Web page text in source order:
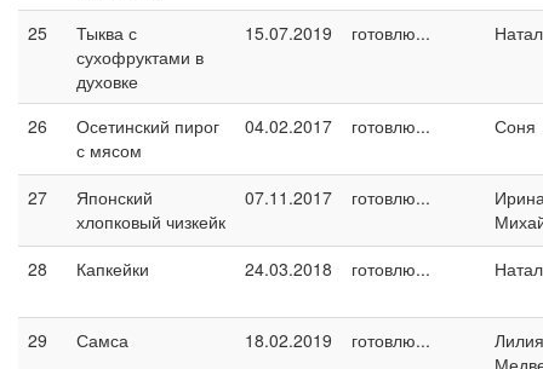
25
Тыква с
сухофруктами в
духовке
15.07.2019 готовлю...
26
Осетинский пирог
с мясом
04.02.2017 готовлю... Соня
27
Японский
хлопковый чизкейк
07.11.2017 готовлю...
28
Капкейки 24.03.2018 готовлю...
29 Самса 18.02.2019 готовлю...
Лилия